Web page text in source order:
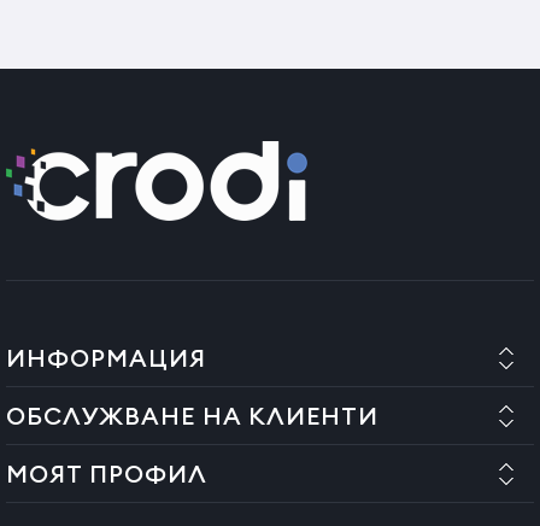
ИНФОРМАЦИЯ
ОБСЛУЖВАНЕ НА КЛИЕНТИ
МОЯТ ПРОФИЛ